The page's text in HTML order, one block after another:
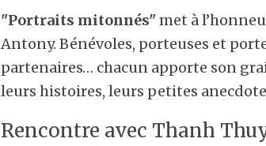
"Portraits mitonnés" met à
Antony. Bénévoles, porteuses et
partenaires… chacun apporte son
leurs histoires, leurs petites
Rencontre avec Thanh